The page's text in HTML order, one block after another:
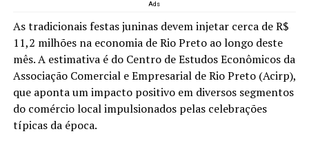
Ads
As tradicionais festas juninas devem injetar cerca de R$
11,2 milhões na economia de Rio Preto ao longo deste
mês. A estimativa é do Centro de Estudos Econômicos da
Associação Comercial e Empresarial de Rio Preto (Acirp),
que aponta um impacto positivo em diversos segmentos
do comércio local impulsionados pelas celebrações
típicas da época.